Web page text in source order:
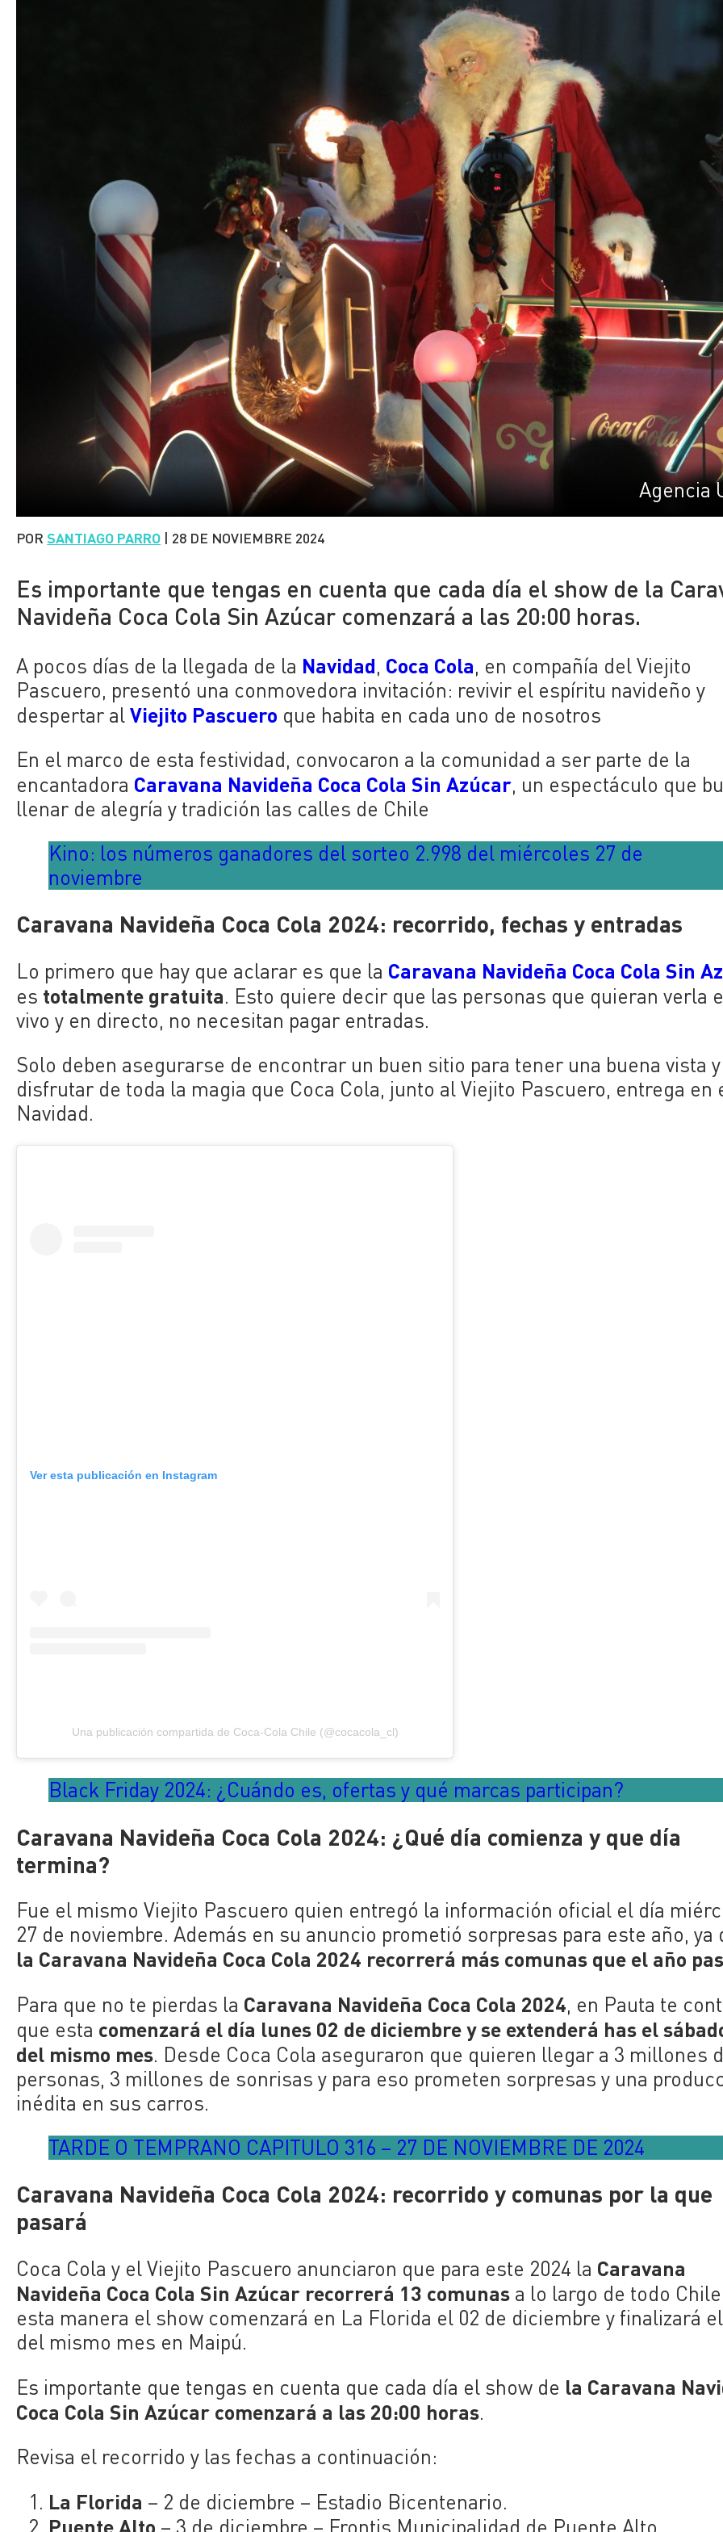
Agencia
PORSANTIAGO PARRO | 28 DE NOVIEMBRE 2024
Es importante que tengas en cuenta que cada día el show de la
Navideña Coca Cola Sin Azúcar comenzará a las 20:00 horas.
A pocos días de la llegada de la Navidad, Coca Cola, en compañía del Viejito
Pascuero, presentó una conmovedora invitación: revivir el espíritu navideño y
despertar alViejito Pascuero que habita en cada uno de nosotros
En el marco de esta festividad, convocaron a la comunidad a ser parte de la
encantadora Caravana Navideña Coca Cola Sin Azúcar, un espectáculo que
llenar de alegría y tradición las calles de Chile
Kino: los números ganadores del sorteo 2.998 del miércoles 27 de
noviembre
Caravana Navideña Coca Cola 2024: recorrido, fechas y entradas
Lo primero que hay que aclarar es que la Caravana Navideña Coca Cola Sin
es totalmente gratuita. Esto quiere decir que las personas que quieran verla
vivo y en directo, no necesitan pagar entradas.
Solo deben asegurarse de encontrar un buen sitio para tener una buena vista y
disfrutar de toda la magia que Coca Cola, junto al Viejito Pascuero, entrega en
Navidad.
Ver esta publicación en Instagram
Una publicación compartida de Coca-Cola Chile (@cocacola_cl)
Black Friday 2024: ¿Cuándo es, ofertas y qué marcas participan?
Caravana Navideña Coca Cola 2024: ¿Qué día comienza y que día
termina?
Fue el mismo Viejito Pascuero quien entregó la información oficial el día
27 de noviembre. Además en su anuncio prometió sorpresas para este año, ya
la Caravana Navideña Coca Cola 2024 recorrerá más comunas que el año
Para que no te pierdas la Caravana Navideña Coca Cola 2024, en Pauta te
que esta comenzará el día lunes 02 de diciembre y se extenderá has el
del mismo mes. Desde Coca Cola aseguraron que quieren llegar a 3 millones
personas, 3 millones de sonrisas y para eso prometen sorpresas y una
inédita en sus carros.
TARDE O TEMPRANO CAPITULO 316 – 27 DE NOVIEMBRE DE 2024
Caravana Navideña Coca Cola 2024: recorrido y comunas por la que
pasará
Coca Cola y el Viejito Pascuero anunciaron que para este 2024 la Caravana
Navideña Coca Cola Sin Azúcar recorrerá 13 comunas a lo largo de todo
esta manera el show comenzará en La Florida el 02 de diciembre y finalizará
del mismo mes en Maipú.
Es importante que tengas en cuenta que cada día el show de la Caravana
Coca Cola Sin Azúcar comenzará a las 20:00 horas.
Revisa el recorrido y las fechas a continuación:
La Florida – 2 de diciembre – Estadio Bicentenario.
Puente Alto – 3 de diciembre – Frontis Municipalidad de Puente Alto.